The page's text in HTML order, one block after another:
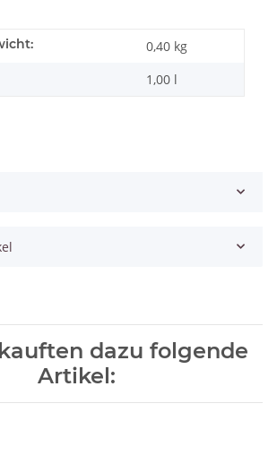
0,40 kg
1,00 l
dazu folgende
Artikel: